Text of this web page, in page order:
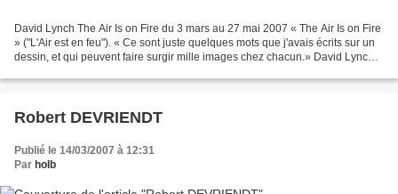
David Lynch The Air Is on Fire du 3 mars au 27 mai 2007 « The Air Is on Fire
» ("L'Air est en feu"). « Ce sont juste quelques mots que j'avais écrits sur un
dessin, et qui peuvent faire surgir mille images chez chacun.» David Lynch
Robert DEVRIENDT
Publié le 14/03/2007 à 12:31
Par holb